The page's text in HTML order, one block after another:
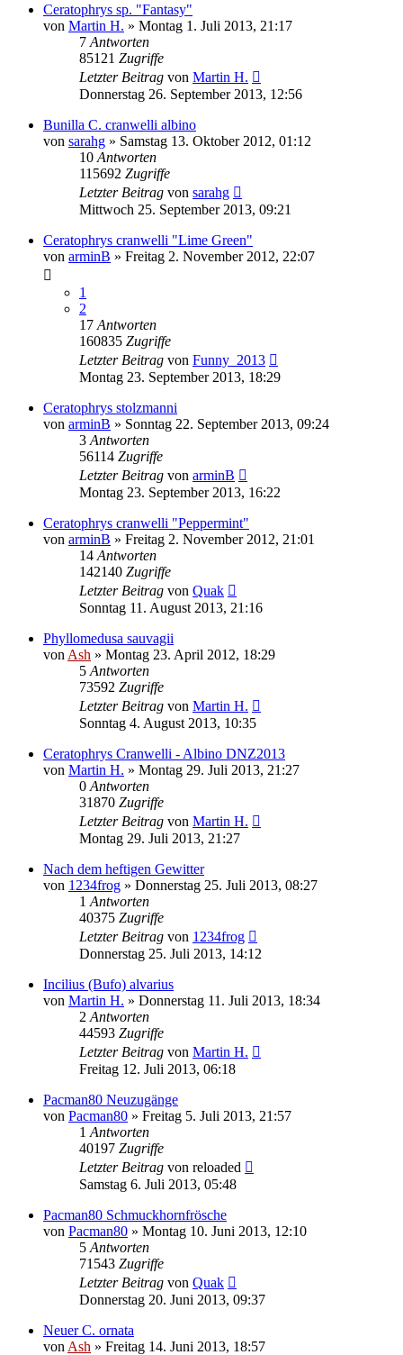
Ceratophrys sp. "Fantasy"
von Martin H. » Montag 1. Juli 2013, 21:17
7 Antworten
85121 Zugriffe
Letzter Beitrag von Martin H.
Donnerstag 26. September 2013, 12:56
Bunilla C. cranwelli albino
von sarahg » Samstag 13. Oktober 2012, 01:12
10 Antworten
115692 Zugriffe
Letzter Beitrag von sarahg
Mittwoch 25. September 2013, 09:21
Ceratophrys cranwelli "Lime Green"
von arminB » Freitag 2. November 2012, 22:07
1
2
17 Antworten
160835 Zugriffe
Letzter Beitrag von Funny_2013
Montag 23. September 2013, 18:29
Ceratophrys stolzmanni
von arminB » Sonntag 22. September 2013, 09:24
3 Antworten
56114 Zugriffe
Letzter Beitrag von arminB
Montag 23. September 2013, 16:22
Ceratophrys cranwelli "Peppermint"
von arminB » Freitag 2. November 2012, 21:01
14 Antworten
142140 Zugriffe
Letzter Beitrag von Quak
Sonntag 11. August 2013, 21:16
Phyllomedusa sauvagii
von Ash » Montag 23. April 2012, 18:29
5 Antworten
73592 Zugriffe
Letzter Beitrag von Martin H.
Sonntag 4. August 2013, 10:35
Ceratophrys Cranwelli - Albino DNZ2013
von Martin H. » Montag 29. Juli 2013, 21:27
0 Antworten
31870 Zugriffe
Letzter Beitrag von Martin H.
Montag 29. Juli 2013, 21:27
Nach dem heftigen Gewitter
von 1234frog » Donnerstag 25. Juli 2013, 08:27
1 Antworten
40375 Zugriffe
Letzter Beitrag von 1234frog
Donnerstag 25. Juli 2013, 14:12
Incilius (Bufo) alvarius
von Martin H. » Donnerstag 11. Juli 2013, 18:34
2 Antworten
44593 Zugriffe
Letzter Beitrag von Martin H.
Freitag 12. Juli 2013, 06:18
Pacman80 Neuzugänge
von Pacman80 » Freitag 5. Juli 2013, 21:57
1 Antworten
40197 Zugriffe
Letzter Beitrag von reloaded
Samstag 6. Juli 2013, 05:48
Pacman80 Schmuckhornfrösche
von Pacman80 » Montag 10. Juni 2013, 12:10
5 Antworten
71543 Zugriffe
Letzter Beitrag von Quak
Donnerstag 20. Juni 2013, 09:37
Neuer C. ornata
von Ash » Freitag 14. Juni 2013, 18:57